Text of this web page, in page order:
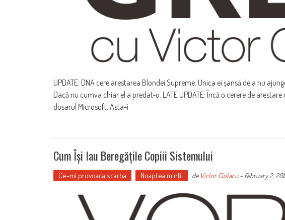
UPDATE: DNA cere arestarea Blondei Supreme. Unica ei șansă de a nu
Dacă nu cumva chiar el a predat-o. LATE UPDATE: Încă o cerere de
dosarul Microsoft. Asta-i
Cum Își Iau Beregățile Copiii Sistemului
Ce-mi provoaca scarba Noaptea minţii de Victor Ciutacu- February 2,